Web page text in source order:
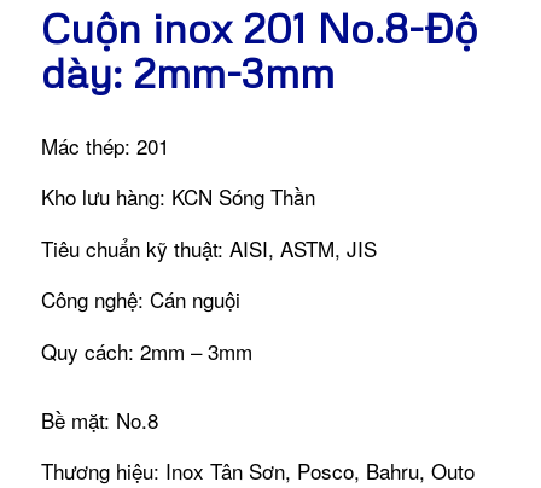
Cuộn inox 201 No.8-Độ
dày: 2mm-3mm
Mác thép: 201
Kho lưu hàng: KCN Sóng Thần
Tiêu chuẩn kỹ thuật: AISI, ASTM, JIS
Công nghệ: Cán nguội
Quy cách: 2mm – 3mm
Bề mặt: No.8
Thương hiệu: Inox Tân Sơn, Posco, Bahru, Outo